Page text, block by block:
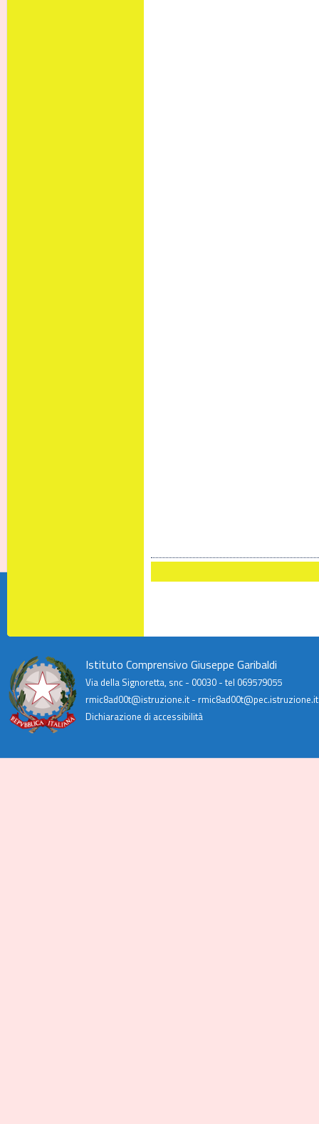
Istituto Comprensivo Giuseppe Garibaldi
Via della Signoretta, snc - 00030 - tel 069579055
rmic8ad00t@istruzione.it - rmic8ad00t@pec.istruzione.it
Dichiarazione di accessibilità